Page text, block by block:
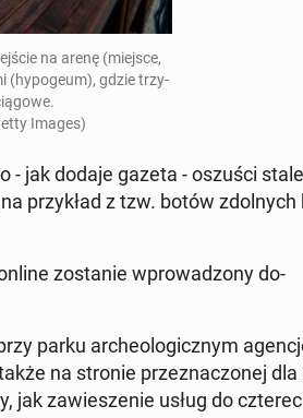
na arenę (miejsce,
(hy­pogeum), gdzie trzy­
Images)
- jak dodaje gazeta - oszuści
przykład z tzw. botów zdol­nych
zostanie wprowad­zony do­
parku arche­o­log­icznym
na stronie przez­nac­zonej
jak za­w­iesze­nie usług do